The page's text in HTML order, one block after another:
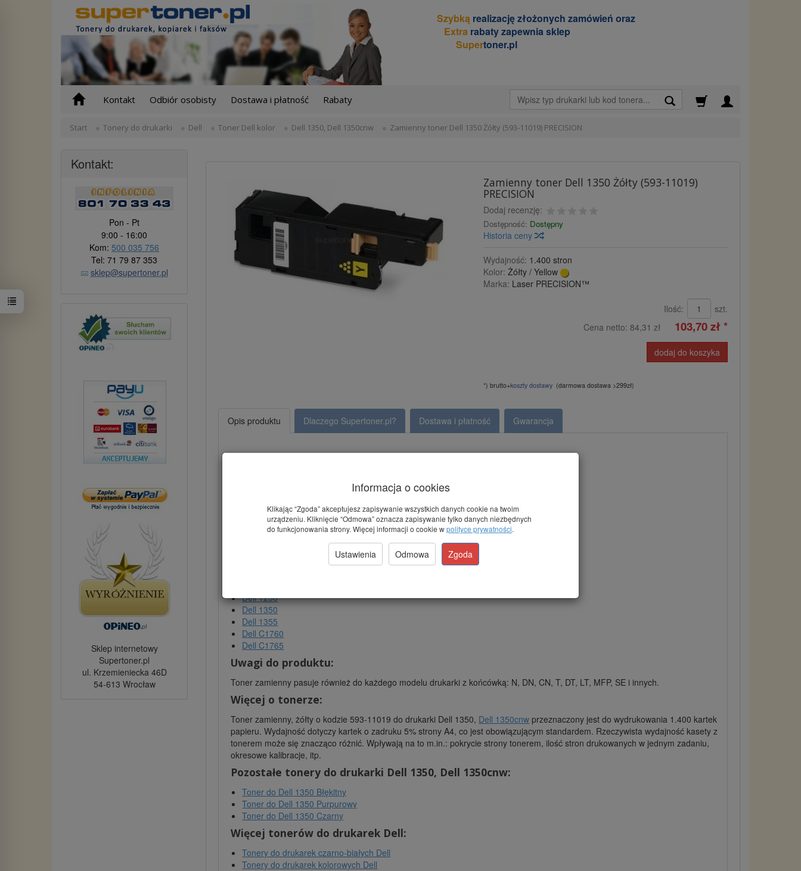
Szybką realizację złożonych zamówień oraz
Extra rabaty zapewnia sklep
Supertoner.pl
Wyszukaj
Kontakt Odbiór osobisty Dostawa i płatność Rabaty
Start Tonery do drukarki Dell Toner Dell kolor Dell 1350, Dell 1350cnw Zamienny toner Dell 1350 Żółty (593-11019) PRECISION
Zamienny toner Dell 1350 Żółty (593-11019)
PRECISION
Dodaj recenzję:
Dostępność: Dostępny
Historia ceny
Wydajność: 1.400 stron
Kolor: Żółty / Yellow
Marka: Laser PRECISION™
Ilość:
szt.
Cena netto: 84,31 zł 103,70 zł *
dodaj do koszyka
*) brutto+koszty dostawy(darmowa dostawa >299zł)
Opis produktu Dlaczego Supertoner.pl? Dostawa i płatność Gwarancja
Wydajność:1400 stron
Kolor:Żółty
24 miesiące
Laser PRECISION™
LP-D1250Y
Dell 1250
Dell 1350
Dell 1355
Dell C1760
Dell C1765
Uwagi do produktu:
Toner zamienny pasuje również do każdego modelu drukarki z końcówką: N, DN, CN, T, DT, LT, MFP, SE i innych.
Więcej o tonerze:
Toner zamienny, żółty o kodzie 593-11019 do drukarki Dell 1350, Dell 1350cnw przeznaczony jest do wydrukowania 1.400 kartek
papieru. Wydajność dotyczy kartek o zadruku 5% strony A4, co jest obowiązującym standardem. Rzeczywista wydajność kasety z
tonerem może się znacząco różnić. Wpływają na to m.in.: pokrycie strony tonerem, ilość stron drukowanych w jednym zadaniu,
okresowe kalibracje, itp.
Pozostałe tonery do drukarki Dell 1350, Dell 1350cnw:
Toner do Dell 1350 Błękitny
Toner do Dell 1350 Purpurowy
Toner do Dell 1350 Czarny
Więcej tonerów do drukarek Dell:
Tonery do drukarek czarno-białych Dell
Tonery do drukarek kolorowych Dell
Kontakt:
Pon - Pt
9:00 - 16:00
Kom:500 035 756
Tel: 71 79 87 353
sklep@supertoner.pl
Sklep internetowy
Supertoner.pl
ul. Krzemieniecka 46D
54-613 Wrocław
Informacja o cookies
Klikając “Zgoda” akceptujesz zapisywanie wszystkich danych cookie na twoim
urządzeniu. Kliknięcie “Odmowa” oznacza zapisywanie tylko danych niezbędnych
do funkcjonowania strony. Więcej informacji o cookie wpolityce prywatności.
Ustawienia Odmowa Zgoda